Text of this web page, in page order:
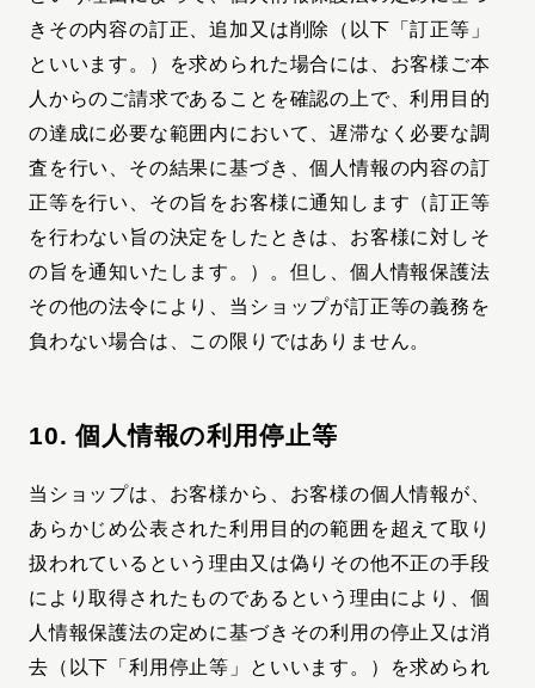
きその内容の訂正、追加又は削除（以下「訂正等」
といいます。）を求められた場合には、お客様ご本
人からのご請求であることを確認の上で、利用目的
の達成に必要な範囲内において、遅滞なく必要な調
査を行い、その結果に基づき、個人情報の内容の訂
正等を行い、その旨をお客様に通知します（訂正等
を行わない旨の決定をしたときは、お客様に対しそ
の旨を通知いたします。）。但し、個人情報保護法
その他の法令により、当ショップが訂正等の義務を
負わない場合は、この限りではありません。
10. 個人情報の利用停止等
当ショップは、お客様から、お客様の個人情報が、
あらかじめ公表された利用目的の範囲を超えて取り
扱われているという理由又は偽りその他不正の手段
により取得されたものであるという理由により、個
人情報保護法の定めに基づきその利用の停止又は消
去（以下「利用停止等」といいます。）を求められ